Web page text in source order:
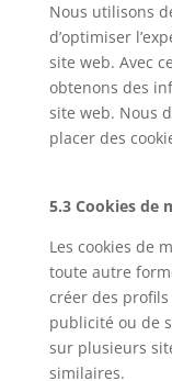
Nous utilisons
d’optimiser
site web. Avec
obtenons des
site web. Nous
placer des
5.3 Cookies de
Les cookies de
toute autre
créer des profils
publicité ou de
sur plusieurs
similaires.